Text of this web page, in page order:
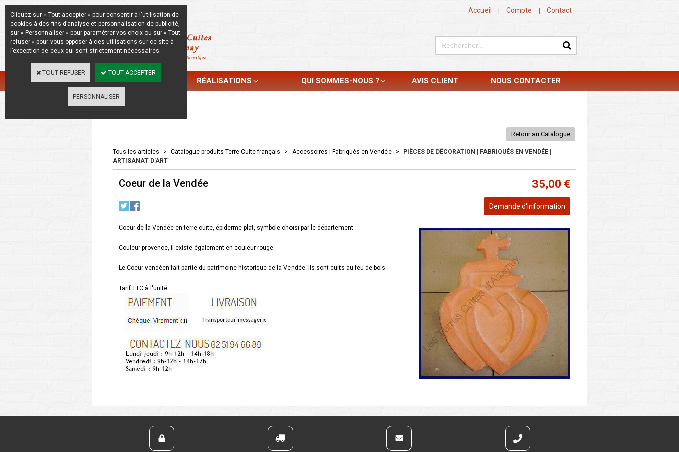
La Beauté de l'Authentique Accueil | Compte | Contact
CATALOGUE RÉALISATIONS QUI SOMMES-NOUS ? AVIS CLIENT NOUS CONTACTER
Catalogue
Retour au Catalogue
Tous les articles > Catalogue produits Terre Cuite français > Accessoires | Fabriqués en Vendée >
PIÈCES DE DÉCORATION | FABRIQUÉS EN VENDÉE |
ARTISANAT D'ART
Coeur de la Vendée 35,00 €
Demande d'information
Coeur de la Vendée en terre cuite, épiderme plat, symbole choisi par le département.
Couleur provence, il existe également en couleur rouge.
Le Coeur vendéen fait partie du patrimoine historique de la Vendée. Ils sont cuits au feu de bois.
Tarif TTC à l'unité
Cliquez sur « Tout accepter » pour consentir à l'utilisation de
cookies à des fins d’analyse et personnalisation de publicité,
sur « Personnaliser » pour paramétrer vos choix ou sur « Tout
refuser » pour vous opposer à ces utilisations sur ce site à
l’exception de ceux qui sont strictement nécessaires.
TOUT REFUSER TOUT ACCEPTER
PERSONNALISER